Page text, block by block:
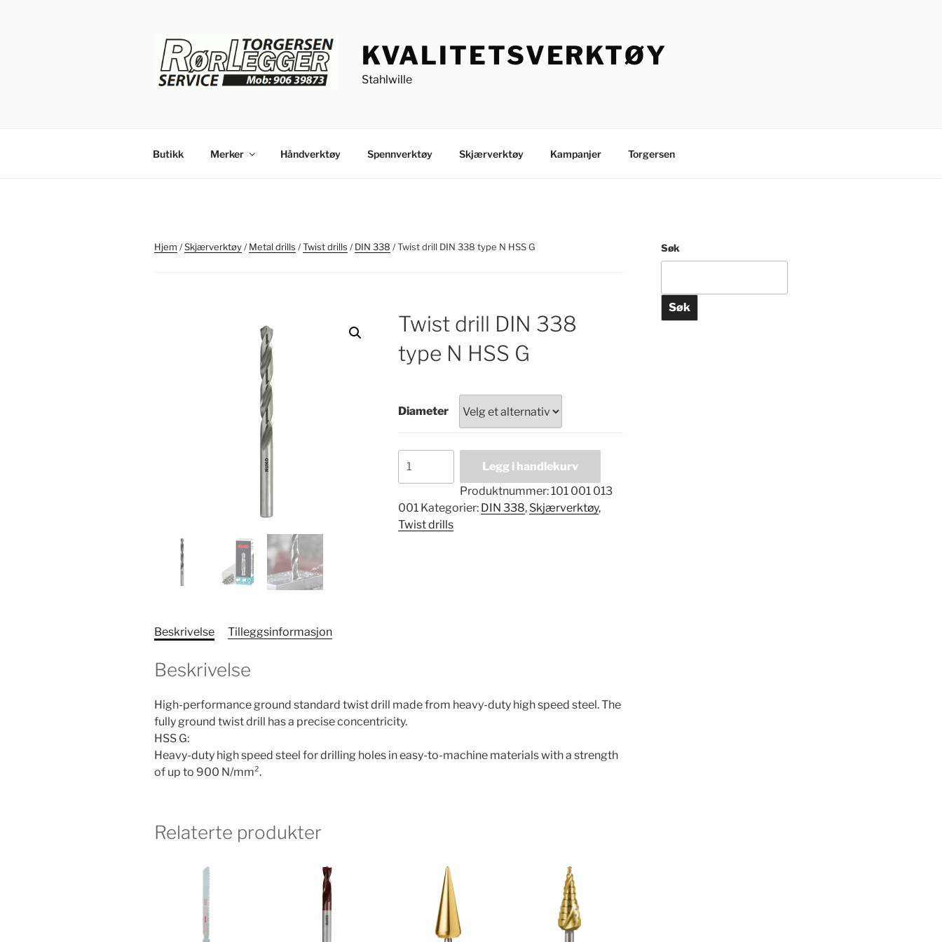
KVALITETSVERKTØY
Stahlwille
Butikk Merker Håndverktøy Spennverktøy Skjærverktøy Kampanjer Torgersen
Hjem /Skjærverktøy/Metal drills /Twist drills /DIN 338 / Twist drill DIN 338 type N HSS G
Twist drill DIN 338
type N HSS G
Diameter
drill
338
type
Legg i handlekurv
Produktnummer:101 001 013
001 Kategorier: DIN 338, Skjærverktøy,
Twist drills
Beskrivelse Tilleggsinformasjon
Beskrivelse
High-performance ground standard twist drill made from heavy-duty high speed steel. The
fully ground twist drill has a precise concentricity.
HSS G:
Heavy-duty high speed steel for drilling holes in easy-to-machine materials with a strength
of up to 900 N/mm².
Relaterte produkter
Søk
Søk